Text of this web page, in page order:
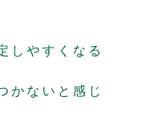
しやすくなる
かないと感じ